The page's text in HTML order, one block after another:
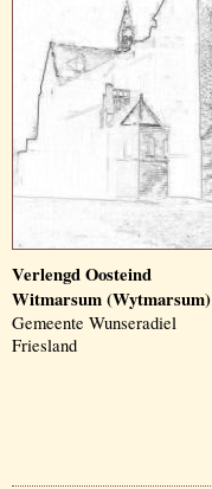
Verlengd Oosteind
Witmarsum (Wytmarsum)
Gemeente Wunseradiel
Friesland